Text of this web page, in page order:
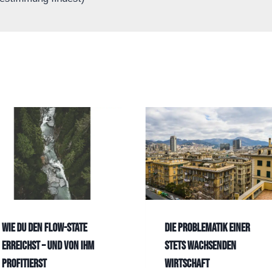
Wie du den Flow-State
erreichst – und von ihm
profitierst
Die Problematik einer
stets wachsenden
Wirtschaft